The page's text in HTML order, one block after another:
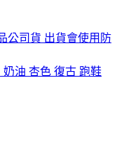
公司貨 出貨會使用防
奶油 杏色 復古 跑鞋